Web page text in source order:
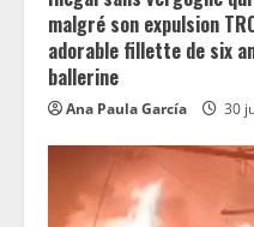
malgré son expulsion
adorable fillette de six
ballerine
Ana Paula García 30